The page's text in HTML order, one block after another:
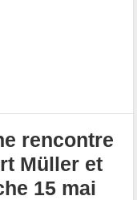
rencontre
Müller et
15 mai